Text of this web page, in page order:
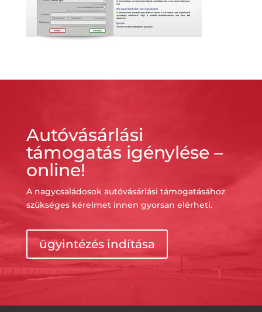
Autóvásárlási
támogatás igénylése –
online!
A nagycsaládosok autóvásárlási támogatásához
szükséges kérelmet innen gyorsan elérheti.
ügyintézés indítása